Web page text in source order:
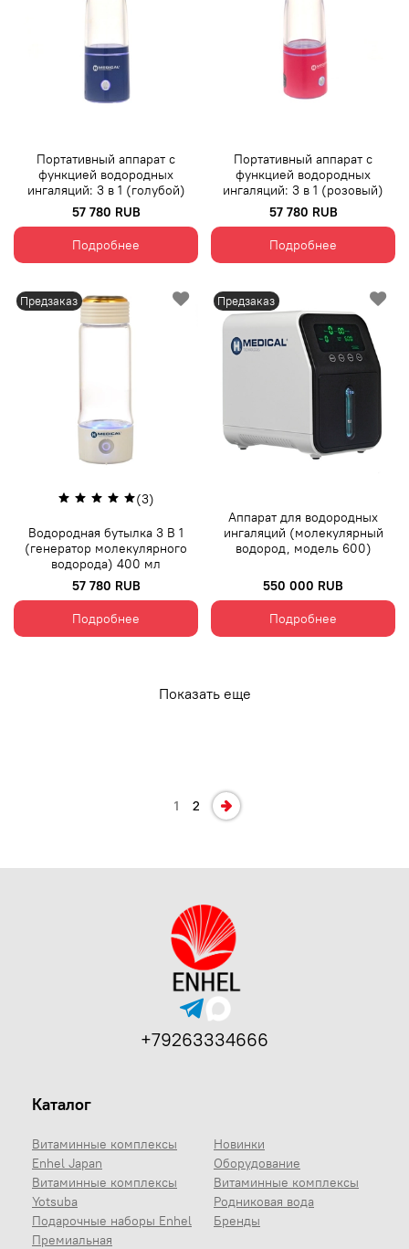
Портативный аппарат с
функцией водородных
ингаляций: 3 в 1 (голубой)
57 780 RUB
Подробнее
Портативный аппарат с
функцией водородных
ингаляций: 3 в 1 (розовый)
57 780 RUB
Подробнее
(3)
Предзаказ
Водородная бутылка 3 В 1
(генератор молекулярного
водорода) 400 мл
57 780 RUB
Подробнее
Предзаказ
Аппарат для водородных
ингаляций (молекулярный
водород, модель 600)
550 000 RUB
Подробнее
Показать еще
1 2
Каталог
Витаминные комплексы
Enhel Japan
Витаминные комплексы
Yotsuba
Подарочные наборы Enhel
Премиальная
Новинки
Оборудование
Витаминные комплексы
Родниковая вода
Бренды
+79263334666